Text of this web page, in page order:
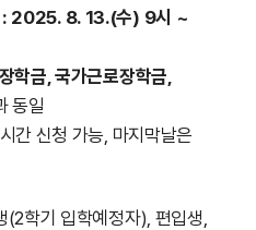
: 2025. 8. 13.(수) 9시 ~
학금, 국가근로장학금,
동일
간 신청 가능, 마지막날은
(2학기 입학예정자), 편입생,